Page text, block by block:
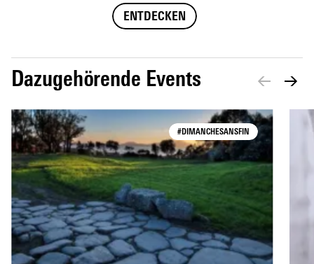
ENTDECKEN
Dazugehörende Events
#DIMANCHESANSFIN